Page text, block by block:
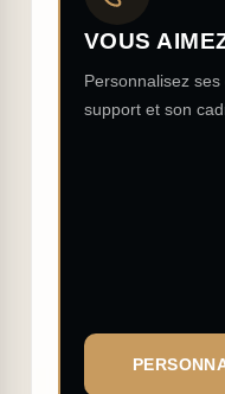
VOUS
Personnalisez
support et son